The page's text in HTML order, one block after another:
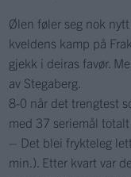
Ølen føler seg nok
kveldens kamp på
gjekk i deiras favør.
av Stegaberg.
8-0 når det trengtest
med 37 seriemål totalt
– Det blei frykteleg
min.). Etter kvart var